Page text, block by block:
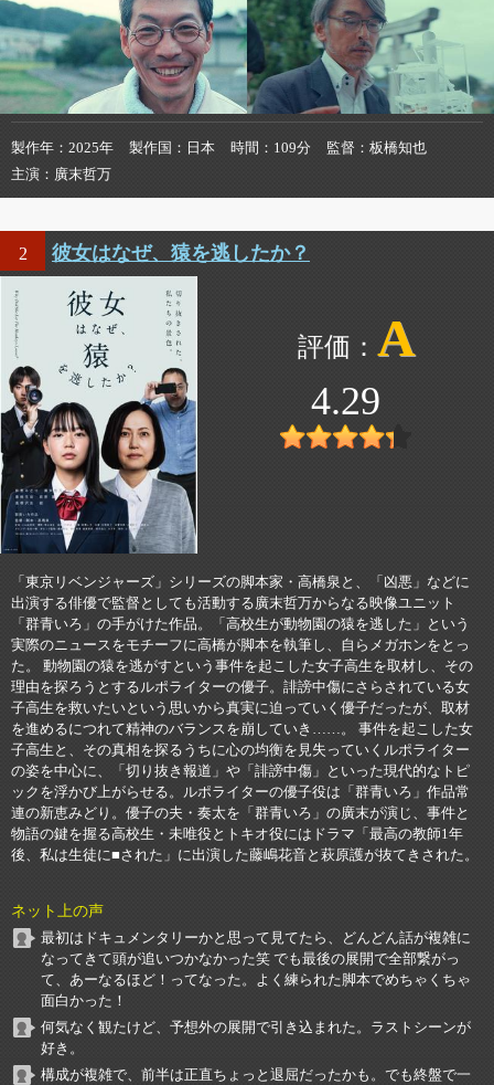
製作年 2025年 製作国 日本 時間 109分 監督
板橋知也
主演
廣末哲万
2 彼女はなぜ、猿を逃したか？
A
4.29
「東京リベンジャーズ」シリーズの脚本家・高橋泉と、「凶悪」などに
出演する俳優で監督としても活動する廣末哲万からなる映像ユニット
「群青いろ」の手がけた作品。「高校生が動物園の猿を逃した」という
実際のニュースをモチーフに高橋が脚本を執筆し、自らメガホンをとっ
た。 動物園の猿を逃がすという事件を起こした女子高生を取材し、その
理由を探ろうとするルポライターの優子。誹謗中傷にさらされている女
子高生を救いたいという思いから真実に迫っていく優子だったが、取材
を進めるにつれて精神のバランスを崩していき……。 事件を起こした女
子高生と、その真相を探るうちに心の均衡を見失っていくルポライター
の姿を中心に、「切り抜き報道」や「誹謗中傷」といった現代的なトピ
ックを浮かび上がらせる。ルポライターの優子役は「群青いろ」作品常
連の新恵みどり。優子の夫・奏太を「群青いろ」の廣末が演じ、事件と
物語の鍵を握る高校生・未唯役とトキオ役にはドラマ「最高の教師1年
後、私は生徒に■された」に出演した藤嶋花音と萩原護が抜てきされた。
ネット上の声
最初はドキュメンタリーかと思って見てたら、どんどん話が複雑に
なってきて頭が追いつかなかった笑 でも最後の展開で全部繋がっ
て、あーなるほど！ってなった。よく練られた脚本でめちゃくちゃ
面白かった！
何気なく観たけど、予想外の展開で引き込まれた。ラストシーンが
好き。
構成が複雑で、前半は正直ちょっと退屈だったかも。でも終盤で一